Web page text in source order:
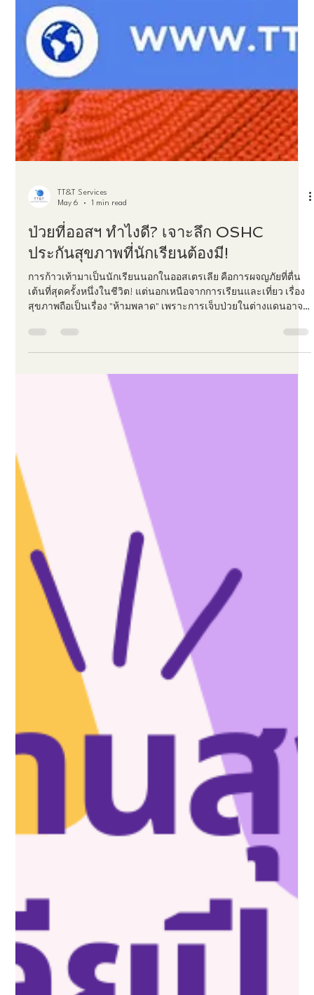
ป่วยที่ออสฯ ทำไงดี? เจาะลึก OSHC
ประกันสุขภาพที่นักเรียนต้องมี!
การก้าวเท้ามาเป็นนักเรียนนอกในออสเตรเลีย คือการผจญภัยที่ตื่น
เต้นที่สุดครั้งหนึ่งในชีวิต! แต่นอกเหนือจากการเรียนและเที่ยว เรื่อง
สุขภาพถือเป็นเรื่อง "ห้ามพลาด" เพราะการเจ็บป่วยในต่างแดนอาจ
กลายเป็นฝันร้ายถ้าน้องๆไม่มีตัวช่วยอย่าง Overseas Student Health
Cover (OSHC) OSHC ไม่ใช่แค่ข้อบังคับในการทำวีซ่า แต่มันคือเพื่อน
สนิทที่จะปกป้องทั้งสุขภาพและการเงินของน้องๆเองค่ะ 📍 5
สถานการณ์ที่ OSHC จะออกโรงช่วยน้องๆได้! 1. เมื่อ "หวัด" ไม่ยอม
หาย (หาหมอทั่วไป/GP) ต่อให้ซดชาร้อนหรือนอนพักแค่